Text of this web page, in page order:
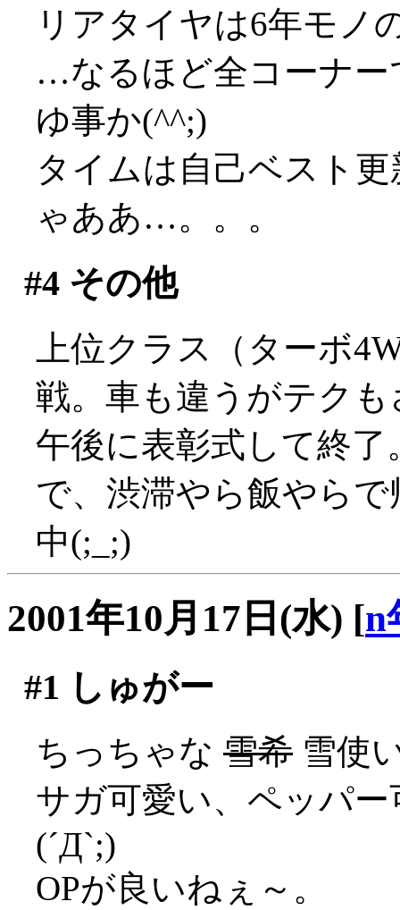
リアタイヤは6年モノ
…なるほど全コーナー
ゆ事か(^^;)
タイムは自己ベスト
ゃああ…。。。
#4その他
上位クラス（ターボ
戦。車も違うがテクも
午後に表彰式して終了
で、渋滞やら飯やら
中(;_;)
2001年10月17日(水) [n
#1 しゅがー
ちっちゃな 雪希 雪使
サガ可愛い、ペッパ
(´Д`;)
OPが良いねぇ～。